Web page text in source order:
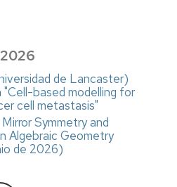
de Lancaster)
based modelling for
cell metastasis"
Symmetry and
Algebraic Geometry
de 2026)